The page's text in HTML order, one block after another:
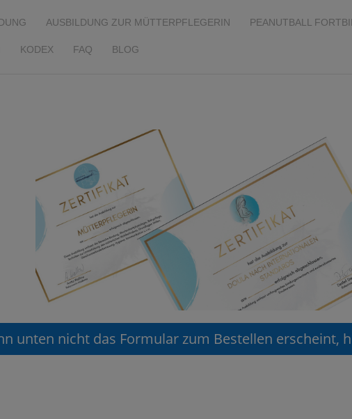
AUSBILDUNG ZUR MÜTTERPFLEGERIN PEANUTBALL
KODEX FAQ BLOG
unten nicht das Formular zum Bestellen erscheint,